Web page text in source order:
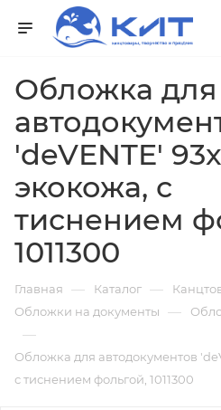
Обложка для
'deVENTE'
экокожа, с
тиснением
1011300
Главная — Каталог —
Обложки на документы —
—
Обложка для автодокументов
с тиснением фольгой, 1011300